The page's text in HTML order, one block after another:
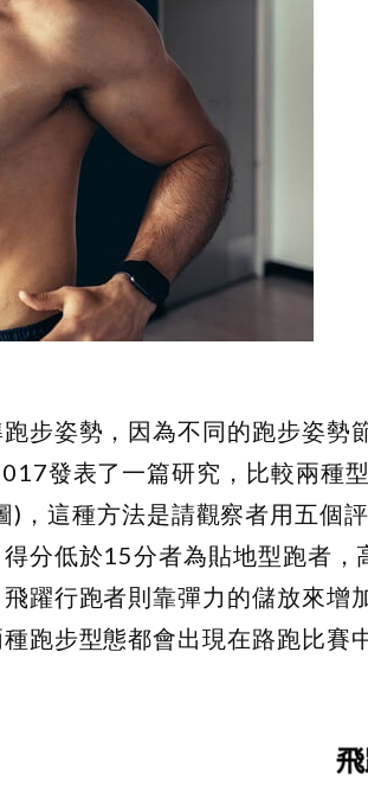
步姿勢，因為不同的跑步姿勢
發表了一篇研究，比較兩種
，這種方法是請觀察者用五個
分低於15分者為貼地型跑者，
躍行跑者則靠彈力的儲放來增
跑步型態都會出現在路跑比賽中